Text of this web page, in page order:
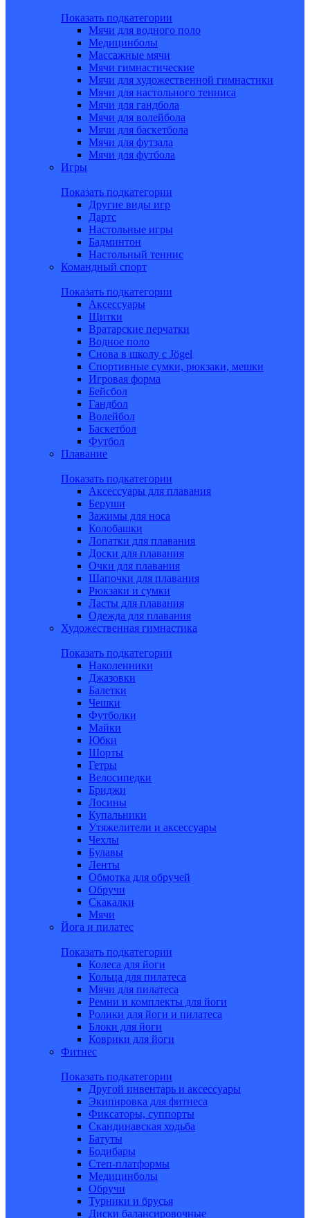
Показать подкатегории
Мячи для водного поло
Медицинболы
Массажные мячи
Мячи гимнастические
Мячи для художественной гимнастики
Мячи для настольного тенниса
Мячи для гандбола
Мячи для волейбола
Мячи для баскетбола
Мячи для футзала
Мячи для футбола
Игры
Показать подкатегории
Другие виды игр
Дартс
Настольные игры
Бадминтон
Настольный теннис
Командный спорт
Показать подкатегории
Аксессуары
Щитки
Вратарские перчатки
Водное поло
Снова в школу c Jögel
Спортивные сумки, рюкзаки, мешки
Игровая форма
Бейсбол
Гандбол
Волейбол
Баскетбол
Футбол
Плавание
Показать подкатегории
Аксессуары для плавания
Беруши
Зажимы для носа
Колобашки
Лопатки для плавания
Доски для плавания
Очки для плавания
Шапочки для плавания
Рюкзаки и сумки
Ласты для плавания
Одежда для плавания
Художественная гимнастика
Показать подкатегории
Наколенники
Джазовки
Балетки
Чешки
Футболки
Майки
Юбки
Шорты
Гетры
Велосипедки
Бриджи
Лосины
Купальники
Утяжелители и аксессуары
Чехлы
Булавы
Ленты
Обмотка для обручей
Обручи
Скакалки
Мячи
Йога и пилатес
Показать подкатегории
Колеса для йоги
Кольца для пилатеса
Мячи для пилатеса
Ремни и комплекты для йоги
Ролики для йоги и пилатеса
Блоки для йоги
Коврики для йоги
Фитнес
Показать подкатегории
Другой инвентарь и аксессуары
Экипировка для фитнеса
Фиксаторы, суппорты
Скандинавская ходьба
Батуты
Бодибары
Степ-платформы
Медицинболы
Обручи
Турники и брусья
Диски балансировочные